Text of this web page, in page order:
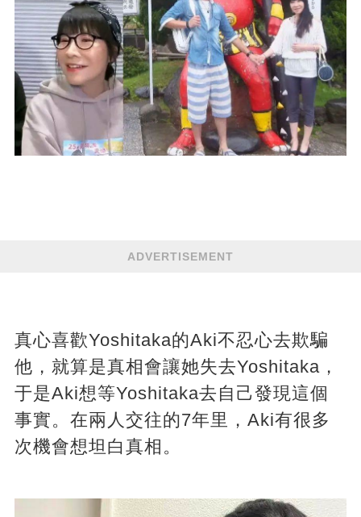
ADVERTISEMENT
真心喜歡Yoshitaka的Aki不忍心去欺騙
他，就算是真相會讓她失去Yoshitaka，
于是Aki想等Yoshitaka去自己發現這個
事實。在兩人交往的7年里，Aki有很多
次機會想坦白真相。